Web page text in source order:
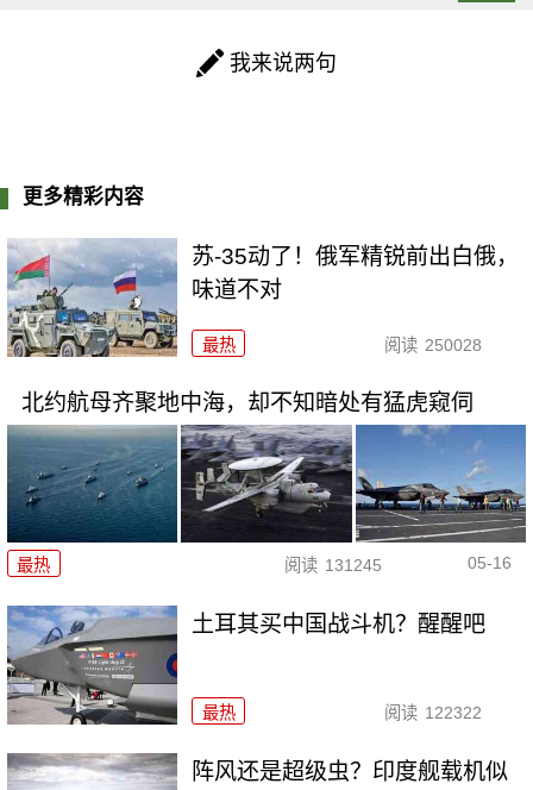
我来说两句
更多精彩内容
苏-35动了！俄军精锐前出白俄，
味道不对
最热 阅读 250028
北约航母齐聚地中海，却不知暗处有猛虎窥伺
最热 阅读 131245 05-16
土耳其买中国战斗机？醒醒吧
最热 阅读 122322
阵风还是超级虫？印度舰载机似